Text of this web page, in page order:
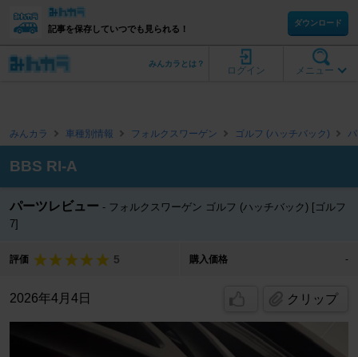
記事を保存していつでも見られる！
ダウンロード
メニュー
ログイン
みんカラとは？
みんカラ 車種別情報 フォルクスワーゲン ゴルフ (ハッチバック)
BBS RI-A
パーツレビュー
フォルクスワーゲン ゴルフ (ハッチバック) [ゴルフ
7]
評価 5 購入価格 -
2026年4月4日 クリップ